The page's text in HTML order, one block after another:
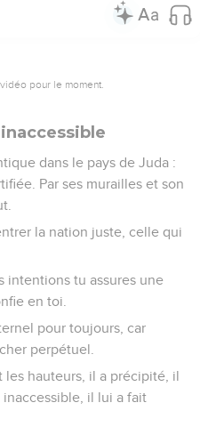
pour le moment.
dans le pays de Juda :
Par ses murailles et son
la nation juste, celle qui
intentions tu assures une
en toi.
pour toujours, car
perpétuel.
hauteurs, il a précipité, il
il lui a fait